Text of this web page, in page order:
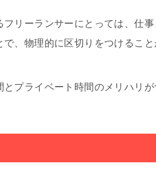
フリーランサーにとっては、仕
、物理的に区切りをつけること
とプライベート時間のメリハリ